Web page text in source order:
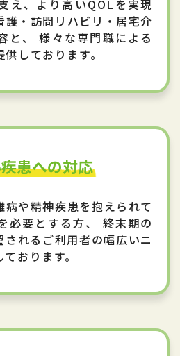
え、より高いQOLを実現
護・訪問リハビリ・居宅介
と、 様々な専門職による
しております。
患への対応
や精神疾患を抱えられて
必要とする方、 終末期の
れるご利用者の幅広いニ
おります。